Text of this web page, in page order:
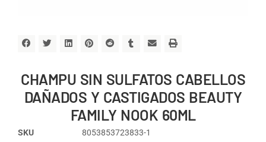
CHAMPU SIN SULFATOS CABELLOS
DAÑADOS Y CASTIGADOS BEAUTY
FAMILY NOOK 60ML
SKU
8053853723833-1